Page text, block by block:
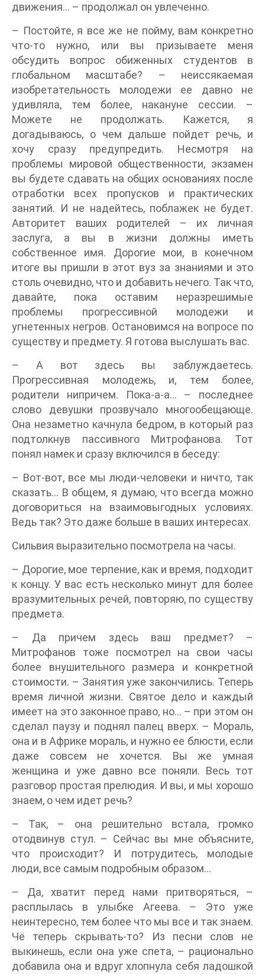
движения… – продолжал он увлеченно.
– Постойте, я все же не пойму, вам конкретно
что-то нужно, или вы призываете меня
обсудить вопрос обиженных студентов в
глобальном масштабе? – неиссякаемая
изобретательность молодежи ее давно не
удивляла, тем более, накануне сессии. –
Можете не продолжать. Кажется, я
догадываюсь, о чем дальше пойдет речь, и
хочу сразу предупредить. Несмотря на
проблемы мировой общественности, экзамен
вы будете сдавать на общих основаниях после
отработки всех пропусков и практических
занятий. И не надейтесь, поблажек не будет.
Авторитет ваших родителей – их личная
заслуга, а вы в жизни должны иметь
собственное имя. Дорогие мои, в конечном
итоге вы пришли в этот вуз за знаниями и это
столь очевидно, что и добавить нечего. Так что,
давайте, пока оставим неразрешимые
проблемы прогрессивной молодежи и
угнетенных негров. Остановимся на вопросе по
существу и предмету. Я готова выслушать вас.
– А вот здесь вы заблуждаетесь.
Прогрессивная молодежь, и, тем более,
родители нипричем. Пока-а-а… – последнее
слово девушки прозвучало многообещающе.
Она незаметно качнула бедром, в который раз
подтолкнув пассивного Митрофанова. Тот
понял намек и сразу включился в беседу:
– Вот-вот, все мы люди-человеки и ничто, так
сказать… В общем, я думаю, что всегда можно
договориться на взаимовыгодных условиях.
Ведь так? Это даже больше в ваших интересах.
Сильвия выразительно посмотрела на часы.
– Дорогие, мое терпение, как и время, подходит
к концу. У вас есть несколько минут для более
вразумительных речей, повторяю, по существу
предмета.
– Да причем здесь ваш предмет? –
Митрофанов тоже посмотрел на свои часы
более внушительного размера и конкретной
стоимости. – Занятия уже закончились. Теперь
время личной жизни. Святое дело и каждый
имеет на это законное право, но… – при этом он
сделал паузу и поднял палец вверх. – Мораль,
она и в Африке мораль, и нужно ее блюсти, если
даже совсем не хочется. Вы же умная
женщина и уже давно все поняли. Весь тот
разговор простая прелюдия. И вы, и мы хорошо
знаем, о чем идет речь?
– Так, – она решительно встала, громко
отодвинув стул. – Сейчас вы мне объясните,
что происходит? И потрудитесь, молодые
люди, все самым подробным образом…
– Да, хватит перед нами притворяться, –
расплылась в улыбке Агеева. – Это уже
неинтересно, тем более что мы все и так знаем.
Чё теперь скрывать-то? Из песни слов не
выкинешь, если она уже спета, – рационально
добавила она и вдруг хлопнула себя ладошкой